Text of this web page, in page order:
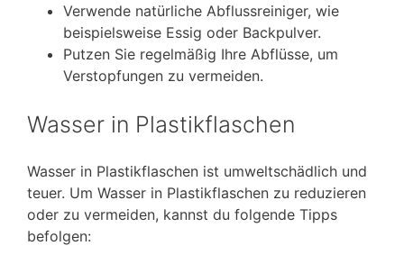
Verwende natürliche Abflussreiniger, wie
beispielsweise Essig oder Backpulver.
Putzen Sie regelmäßig Ihre Abflüsse, um
Verstopfungen zu vermeiden.
Wasser in Plastikflaschen
Wasser in Plastikflaschen ist umweltschädlich und
teuer. Um Wasser in Plastikflaschen zu reduzieren
oder zu vermeiden, kannst du folgende Tipps
befolgen: